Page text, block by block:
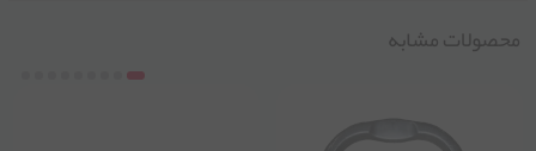
محصولات مشابه